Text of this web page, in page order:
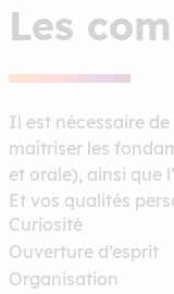
Les
Il est nécessaire
maîtriser les
et orale), ainsi que
Et vos qualités
Curiosité
Ouverture d’esprit
Organisation